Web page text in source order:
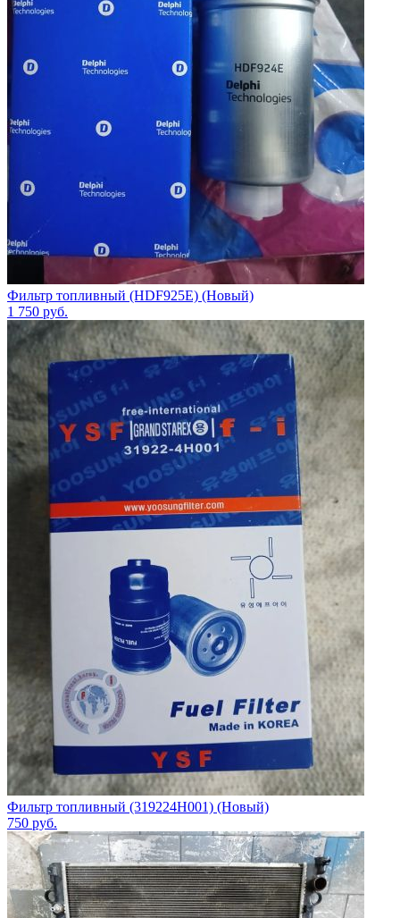
Фильтр топливный (HDF925E) (Новый)
1 750 руб.
Фильтр топливный (319224H001) (Новый)
750 руб.